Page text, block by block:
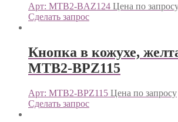
Арт: MTB2-BAZ124 Цена по
Сделать запрос
Кнопка в кожухе,
MTB2-BPZ115
Арт: MTB2-BPZ115 Цена по запросу
Сделать запрос